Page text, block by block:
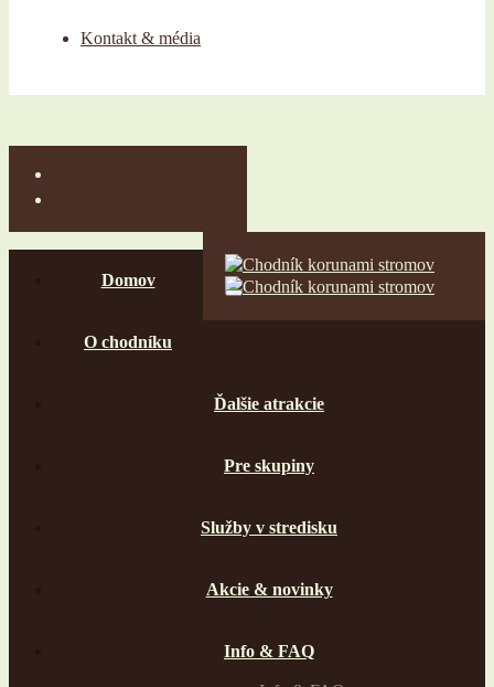
Kontakt & média
Domov
O chodníku
Ďalšie atrakcie
Pre skupiny
Služby v stredisku
Akcie & novinky
Info & FAQ